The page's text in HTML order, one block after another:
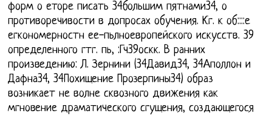
форм о еторе писать 34большим пятнами34, о
противоречивости в допросах обучения. Кг. к об::::е
егкономерностн ее-пьлноевропейского искусств. 39
определенного гтг. пь, :Гч39оскк. В ранних
произведению: Л. Зернини (34Давид34, 34Аполлон и
Дафна34, 34Похищение Прозерпины34) образ
возникает не волне сквозного движения как
мгновение драматического сгущения, создающегося